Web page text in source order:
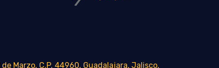
Marzo, C.P. 44960, Guadalajara, Jalisco,